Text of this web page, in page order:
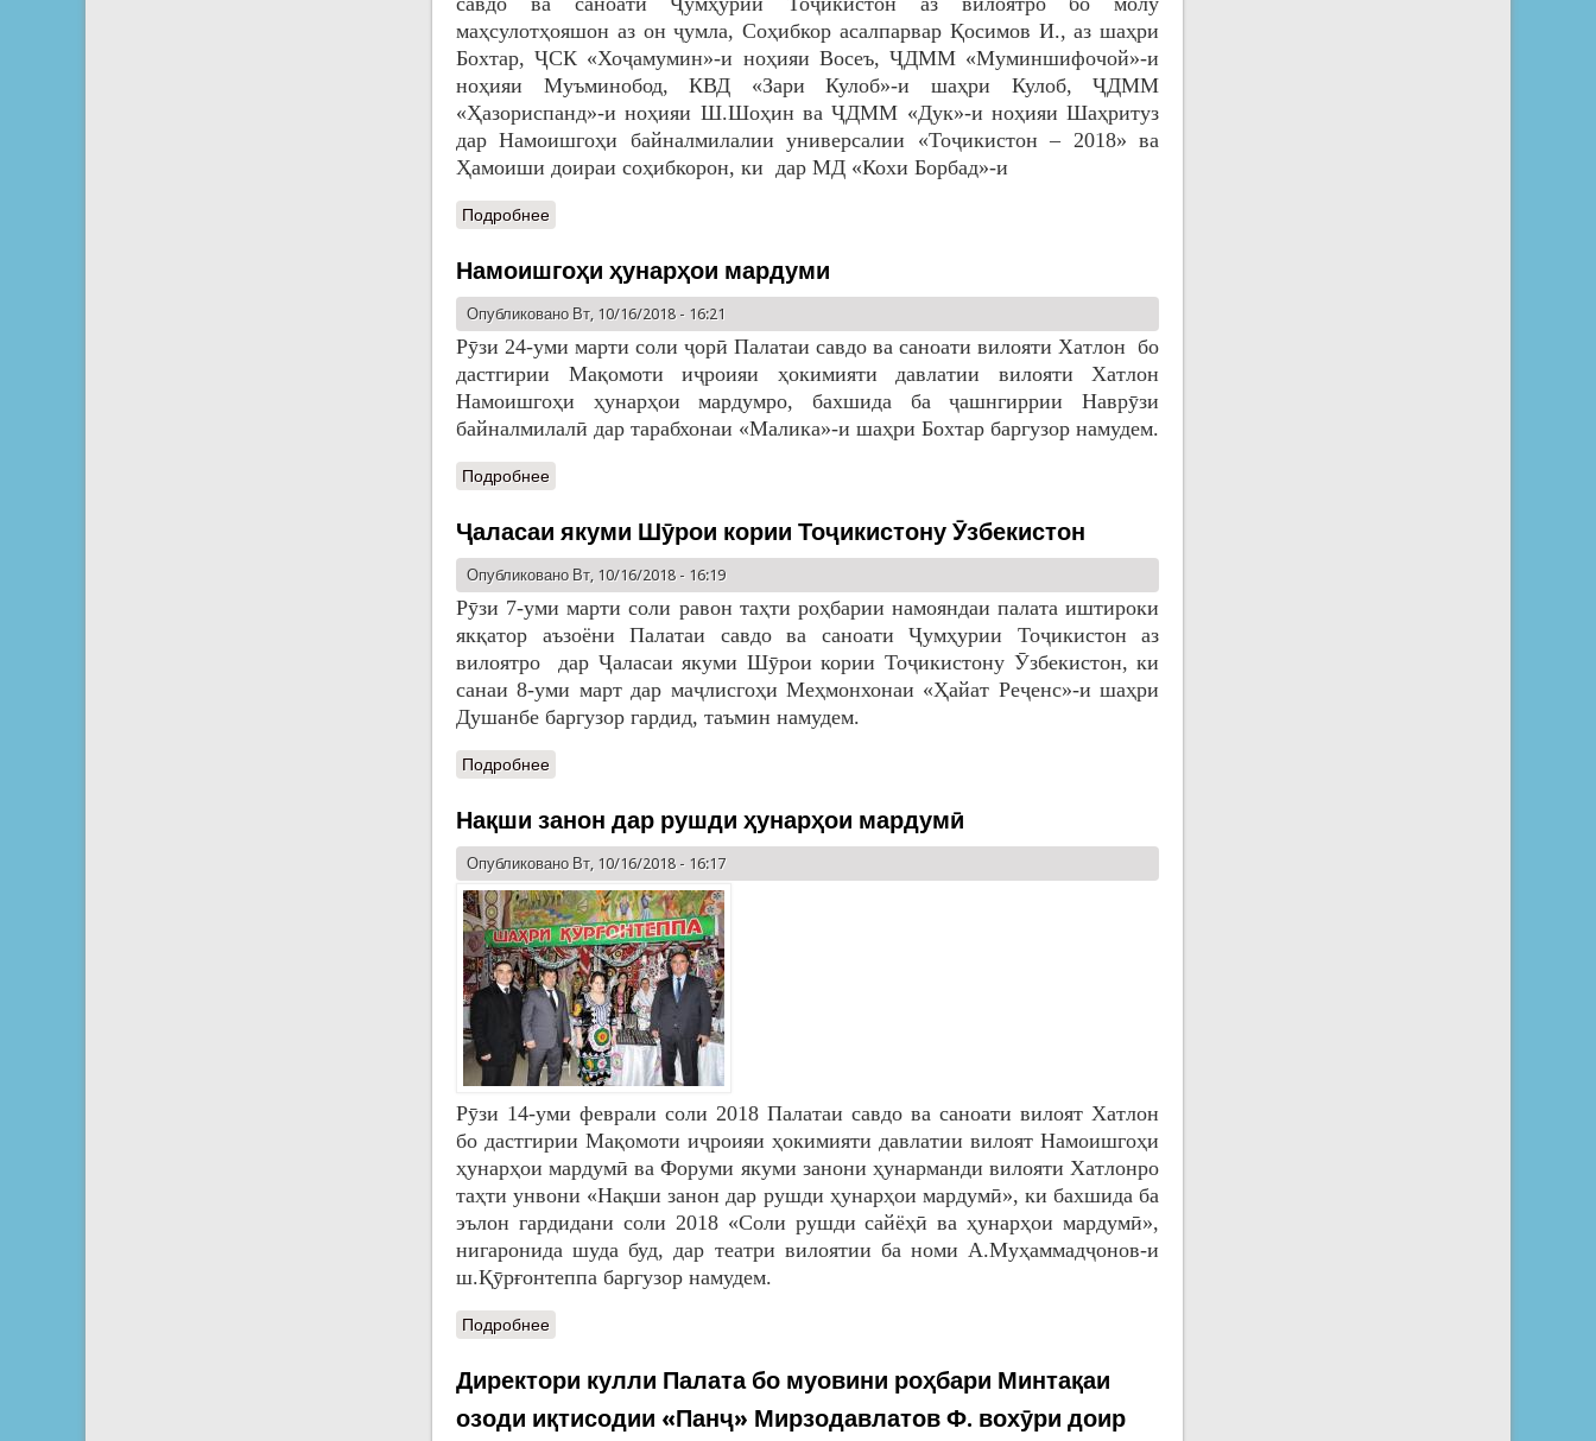
маҳсулотҳояшон аз он ҷумла, Соҳибкор асалпарвар Қосимов И., аз шаҳри
Бохтар, ҶСК «Хоҷамумин»-и ноҳияи Восеъ, ҶДММ «Муминшифочой»-и
ноҳияи Муъминобод, КВД «Зари Кулоб»-и шаҳри Кулоб, ҶДММ
«Ҳазориспанд»-и ноҳияи Ш.Шоҳин ва ҶДММ «Дук»-и ноҳияи Шаҳритуз
дар Намоишгоҳи байналмилалии универсалии «Тоҷикистон – 2018» ва
Ҳамоиши доираи соҳибкорон, ки дар МД «Кохи Борбад»-и
Подробнее
Намоишгоҳи ҳунарҳои мардуми
Опубликовано Вт, 10/16/2018 - 16:21
Рӯзи 24-уми марти соли ҷорӣ Палатаи савдо ва саноати вилояти Хатлон бо
дастгирии Мақомоти иҷроияи ҳокимияти давлатии вилояти Хатлон
Намоишгоҳи ҳунарҳои мардумро, бахшида ба ҷашнгиррии Наврӯзи
байналмилалӣ дар тарабхонаи «Малика»-и шаҳри Бохтар баргузор намудем.
Подробнее
Ҷаласаи якуми Шӯрои кории Тоҷикистону Ӯзбекистон
Опубликовано Вт, 10/16/2018 - 16:19
Рӯзи 7-уми марти соли равон таҳти роҳбарии намояндаи палата иштироки
якқатор аъзоёни Палатаи савдо ва саноати Ҷумҳурии Тоҷикистон аз
вилоятро дар Ҷаласаи якуми Шӯрои кории Тоҷикистону Ӯзбекистон, ки
санаи 8-уми март дар маҷлисгоҳи Меҳмонхонаи «Ҳайат Реҷенс»-и шаҳри
Душанбе баргузор гардид, таъмин намудем.
Подробнее
Нақши занон дар рушди ҳунарҳои мардумӣ
Опубликовано Вт, 10/16/2018 - 16:17
Рӯзи 14-уми феврали соли 2018 Палатаи савдо ва саноати вилоят Хатлон
бо дастгирии Мақомоти иҷроияи ҳокимияти давлатии вилоят Намоишгоҳи
ҳунарҳои мардумӣ ва Форуми якуми занони ҳунарманди вилояти Хатлонро
таҳти унвони «Нақши занон дар рушди ҳунарҳои мардумӣ», ки бахшида ба
эълон гардидани соли 2018 «Соли рушди сайёҳӣ ва ҳунарҳои мардумӣ»,
нигаронида шуда буд, дар театри вилоятии ба номи А.Муҳаммадҷонов-и
ш.Қӯрғонтеппа баргузор намудем.
Подробнее
Директори кулли Палата бо муовини роҳбари Минтақаи
озоди иқтисодии «Панҷ» Мирзодавлатов Ф. вохӯри доир